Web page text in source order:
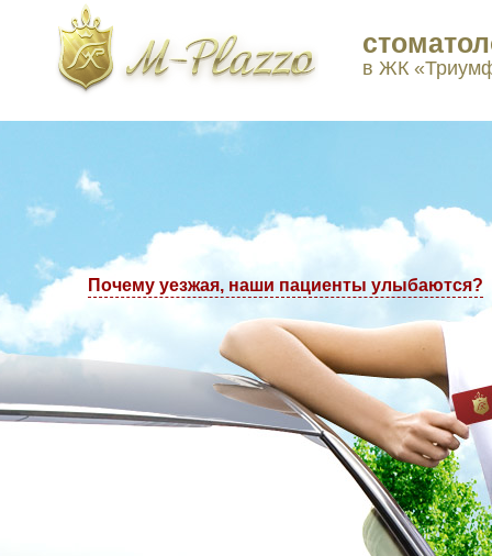
в ЖК
в Москве: +7(495) 223-77-97, +7(495) 223-77-98
Почему уезжая, наши пациенты улыбаются?